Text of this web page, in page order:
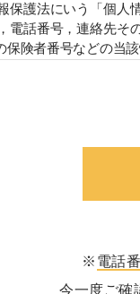
保護法にいう「個人
話番号，連絡先そ
険者番号などの当該
運営のため
※ 電話